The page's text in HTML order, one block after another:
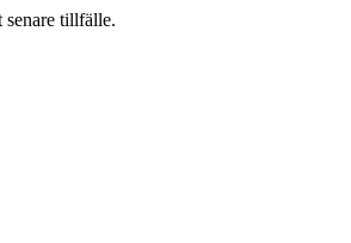
tillfälle.